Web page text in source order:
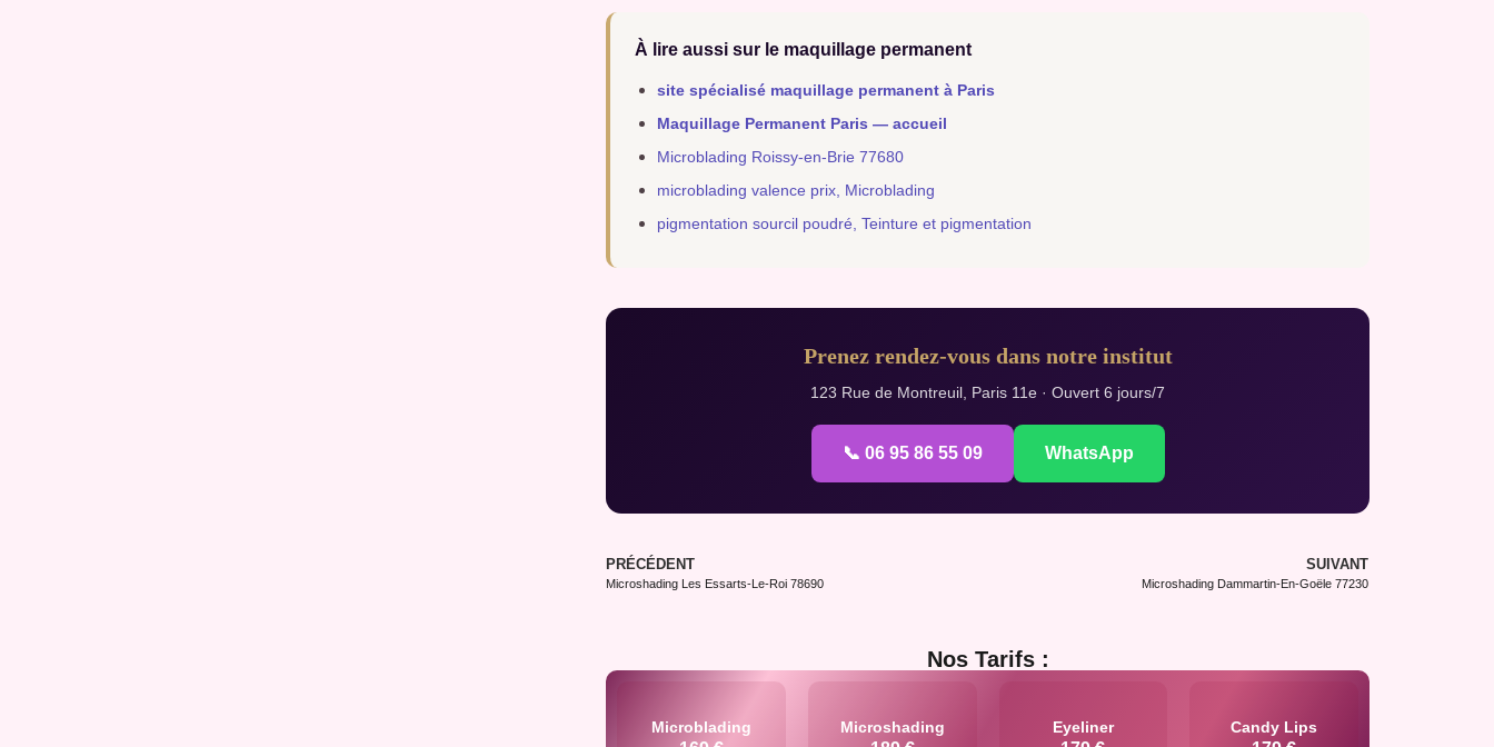
À lire aussi sur le maquillage permanent
site spécialisé maquillage permanent à Paris
Maquillage Permanent Paris — accueil
Microblading Roissy-en-Brie 77680
microblading valence prix, Microblading
pigmentation sourcil poudré, Teinture et pigmentation
Prenez rendez-vous dans notre institut
123 Rue de Montreuil, Paris 11e · Ouvert 6 jours/7
📞 06 95 86 55 09 WhatsApp
PRÉCÉDENT
Microshading Les Essarts-Le-Roi 78690
SUIVANT
Microshading Dammartin-En-Goële 77230
Nos Tarifs :
Microblading Microshading Eyeliner Candy Lips